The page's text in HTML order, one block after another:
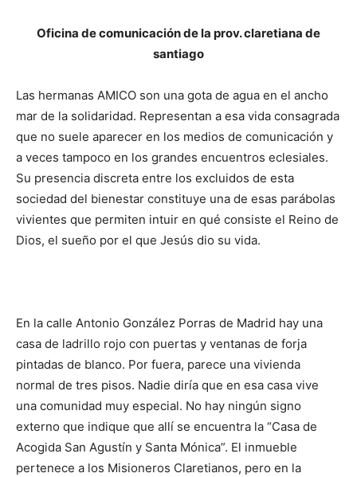
Oficina de comunicación de la prov. claretiana de
santiago
Las hermanas AMICO son una gota de agua en el ancho
mar de la solidaridad. Representan a esa vida consagrada
que no suele aparecer en los medios de comunicación y
a veces tampoco en los grandes encuentros eclesiales.
Su presencia discreta entre los excluidos de esta
sociedad del bienestar constituye una de esas parábolas
vivientes que permiten intuir en qué consiste el Reino de
Dios, el sueño por el que Jesús dio su vida.
En la calle Antonio González Porras de Madrid hay una
casa de ladrillo rojo con puertas y ventanas de forja
pintadas de blanco. Por fuera, parece una vivienda
normal de tres pisos. Nadie diría que en esa casa vive
una comunidad muy especial. No hay ningún signo
externo que indique que allí se encuentra la “Casa de
Acogida San Agustín y Santa Mónica”. El inmueble
pertenece a los Misioneros Claretianos, pero en la